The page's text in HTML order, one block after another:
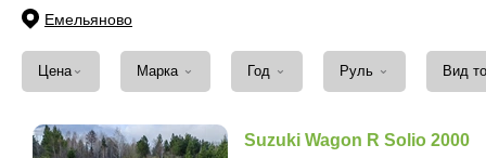
Емельяново
Цена ⌄ Марка ⌄ Год ⌄ Руль ⌄ Вид
Suzuki Wagon R Solio 2000